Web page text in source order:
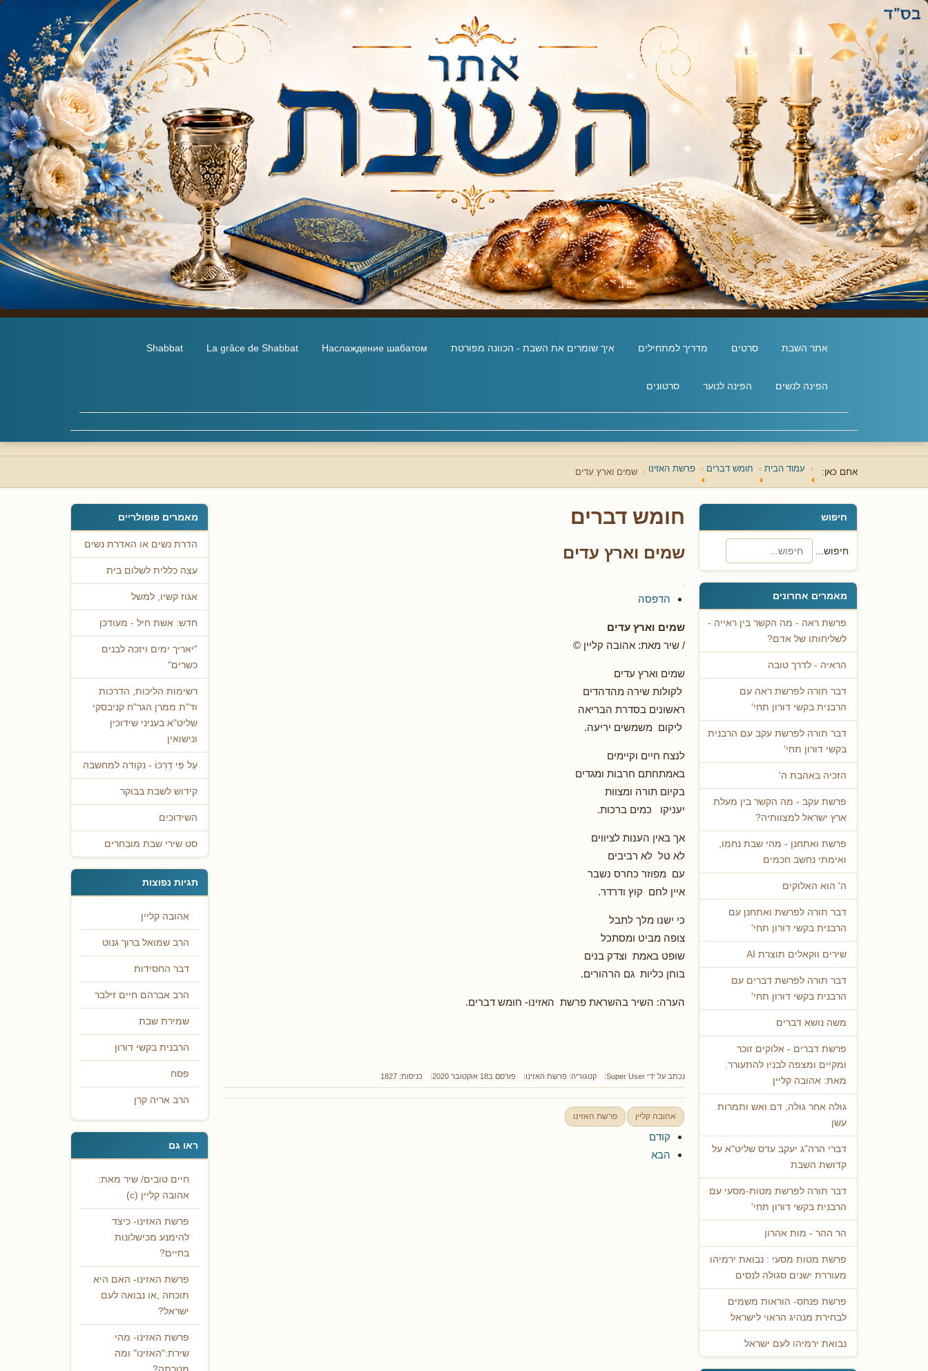
אתר השבת סרטים מדריך למתחילים איך שומרים את השבת - הכוונה מפורטת Наслаждение шабатом
La grâce de Shabbat
Shabbat
הפינה לנשים הפינה לנוער סרטונים
אתם כאן: עמוד הבית חומש דברים פרשת האזינו שמים וארץ עדים
חיפוש
חיפוש...
מאמרים אחרונים
פרשת ראה - מה הקשר בין ראייה -
לשליחותו של אדם?
הראיה - לדרך טובה
דבר תורה לפרשת ראה עם
הרבנית בקשי דורון תחי'
דבר תורה לפרשת עקב עם הרבנית
בקשי דורון תחי'
הזכיה באהבת ה'
פרשת עקב - מה הקשר בין מעלת
ארץ ישראל למצוותיה?
פרשת ואתחנן - מהי שבת נחמו,
ואימתי נחשב חכמים
ה' הוא האלוקים
דבר תורה לפרשת ואתחנן עם
הרבנית בקשי דורון תחי'
שירים ווקאלים תוצרת AI
דבר תורה לפרשת דברים עם
הרבנית בקשי דורון תחי'
משה נושא דברים
פרשת דברים - אלוקים זוכר
ומקיים ומצפה לבניו להתעורר.
מאת: אהובה קליין
גולה אחר גולה, דם ואש ותמרות
עשן
דברי הרה"ג יעקב עדס שליט"א על
קדושת השבת
דבר תורה לפרשת מטות-מסעי עם
הרבנית בקשי דורון תחי'
הר ההר - מות אהרון
פרשת מטות מסעי : נבואת ירמיהו
מעוררת ישנים סגולה לנסים
פרשת פנחס- הוראות משמים
לבחירת מנהיג הראוי לישראל
נבואת ירמיהו לעם ישראל
חומש דברים
שמים וארץ עדים
הדפסה
שמים וארץ עדים
/ שיר מאת: אהובה קליין ©
שמים וארץ עדים
לקולות שירה מהדהדים
ראשונים בסדרת הבריאה
ליקום משמשים יריעה.
לנצח חיים וקיימים
באמתחתם חרבות ומגדים
בקיום תורה ומצוות
יעניקו כמים ברכות.
אך באין הענות לציווים
לא טל לא רביבים
עם מפוזר כחרס נשבר
איין לחם קוץ ודרדר.
כי ישנו מלך לתבל
צופה מביט ומסתכל
שופט באמת וצדק בנים
בוחן כליות גם הרהורים.
הערה: השיר בהשראת פרשת האזינו- חומש דברים.
נכתב על ידי Super User קטגוריה: פרשת האזינו פורסם ב18 אוקטובר 2020 כניסות: 1827
אהובה קליין פרשת האזינו
קודם
הבא
מאמרים פופולריים
הדרת נשים או האדרת נשים
עצה כללית לשלום בית
אגוז קשיו, למשל
חדש: אשת חיל - מעודכן
"יאריך ימים ויזכה לבנים
כשרים"
רשימות הליכות, הדרכות
וד"ת ממרן הגר"ח קניבסקי
שליט"א בעניני שידוכין
ונישואין
עַל פִּי דַרְכּוֹ - נקודה למחשבה
קידוש לשבת בבוקר
השידוכים
סט שירי שבת מובחרים
תגיות נפוצות
אהובה קליין
הרב שמואל ברוך גנוט
דבר החסידות
הרב אברהם חיים זילבר
שמירת שבת
הרבנית בקשי דורון
פסח
הרב אריה קרן
ראו גם
חיים טובים/ שיר מאת:
אהובה קליין (c)
פרשת האזינו- כיצד
להימנע מכישלונות
בחיים?
פרשת האזינו- האם היא
תוכחה ,או נבואה לעם
ישראל?
פרשת האזינו- מהי
שירת:"האזינו" ומה